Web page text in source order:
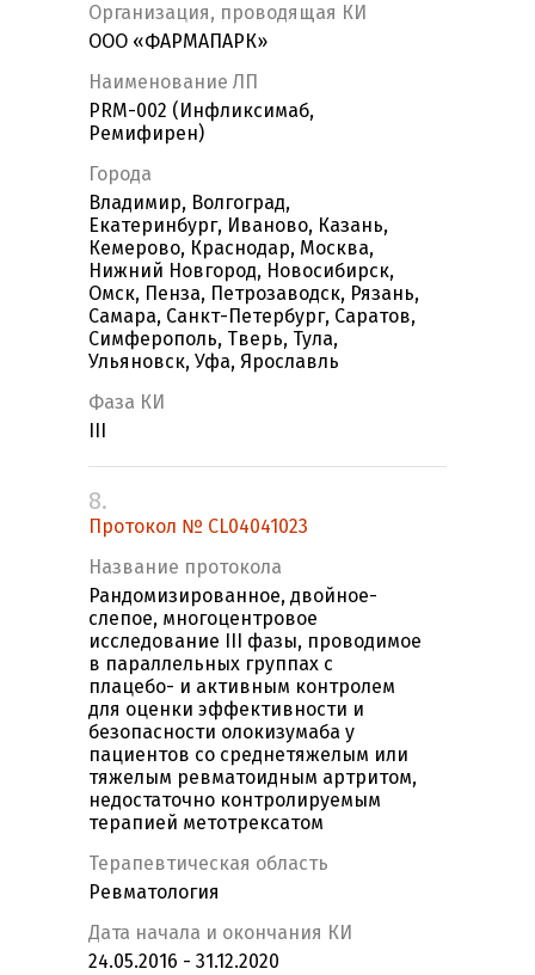
Организация, проводящая КИ
ООО «ФАРМАПАРК»
Наименование ЛП
PRM-002 (Инфликсимаб,
Ремифирен)
Города
Владимир, Волгоград,
Екатеринбург, Иваново, Казань,
Кемерово, Краснодар, Москва,
Нижний Новгород, Новосибирск,
Омск, Пенза, Петрозаводск, Рязань,
Самара, Санкт-Петербург, Саратов,
Симферополь, Тверь, Тула,
Ульяновск, Уфа, Ярославль
Фаза КИ
8.
Протокол № CL04041023
Название протокола
Рандомизированное, двойное-
слепое, многоцентровое
исследование III фазы, проводимое
в параллельных группах с
плацебо- и активным контролем
для оценки эффективности и
безопасности олокизумаба у
пациентов со среднетяжелым или
тяжелым ревматоидным артритом,
недостаточно контролируемым
терапией метотрексатом
Терапевтическая область
Ревматология
Дата начала и окончания КИ
24.05.2016 - 31.12.2020